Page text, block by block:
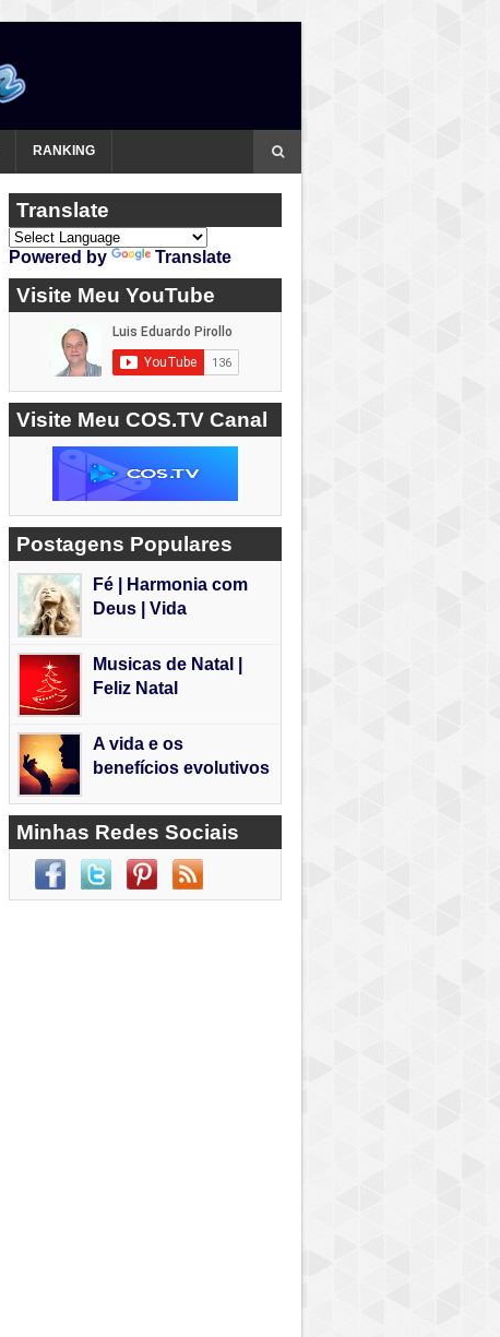
RANKING
Translate
Powered by Translate
Visite Meu YouTube
Visite Meu COS.TV Canal
Postagens Populares
Fé | Harmonia com
Deus | Vida
Musicas de Natal |
Feliz Natal
A vida e os
benefícios evolutivos
Minhas Redes Sociais